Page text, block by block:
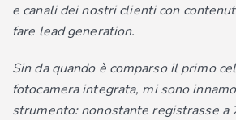
e canali dei nostri clienti con
fare lead generation.
Sin da quando è comparso il primo
fotocamera integrata, mi sono
strumento: nonostante registrasse a